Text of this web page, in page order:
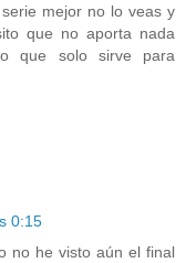
mejor no lo veas y
que no aporta nada
que solo sirve para
0:15
no he visto aún el final